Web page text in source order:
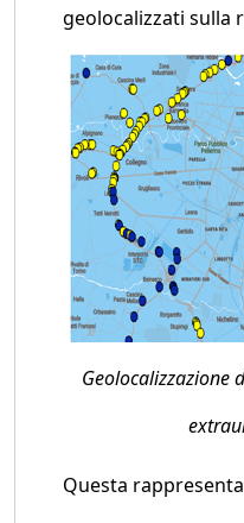
geolocalizzati sulla
Geolocalizzazione
Questa